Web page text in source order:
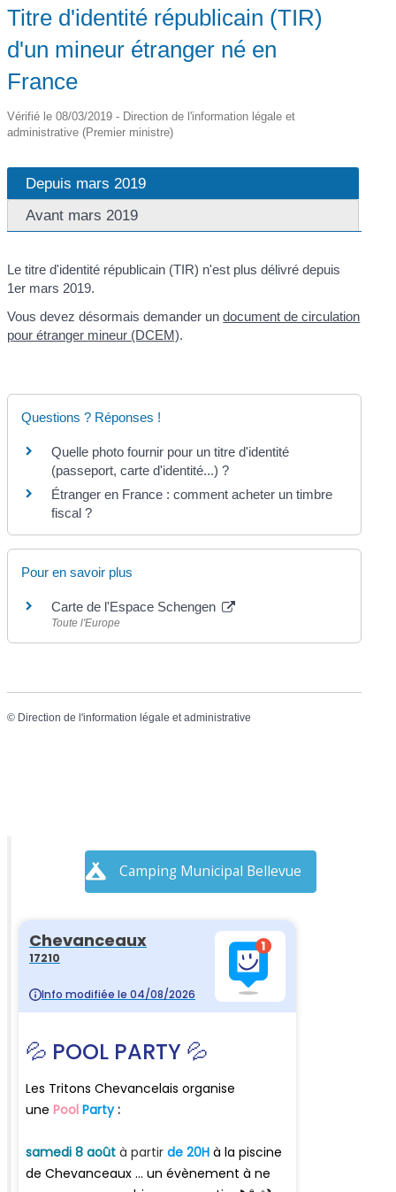
Titre d'identité républicain (TIR)
d'un mineur étranger né en
France
Vérifié le 08/03/2019 - Direction de l'information légale et
administrative (Premier ministre)
Depuis mars 2019
Avant mars 2019
Le titre d'identité républicain (TIR) n'est plus délivré depuis
1er mars 2019.
Vous devez désormais demander undocument de circulation
pour étranger mineur (DCEM).
Questions ? Réponses !
Quelle photo fournir pour un titre d'identité
(passeport, carte d'identité...) ?
Étranger en France : comment acheter un timbre
fiscal ?
Pour en savoir plus
Carte de l'Espace Schengen
Toute l'Europe
© Direction de l'information légale et administrative
Camping Municipal Bellevue